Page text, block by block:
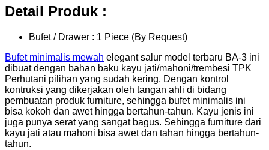
Detail Produk :
Bufet / Drawer : 1 Piece (By Request)
Bufet minimalis mewah elegant salur model terbaru BA-3 ini
dibuat dengan bahan baku kayu jati/mahoni/trembesi TPK
Perhutani pilihan yang sudah kering. Dengan kontrol
kontruksi yang dikerjakan oleh tangan ahli di bidang
pembuatan produk furniture, sehingga bufet minimalis ini
bisa kokoh dan awet hingga bertahun-tahun. Kayu jenis ini
juga punya serat yang sangat bagus. Sehingga furniture dari
kayu jati atau mahoni bisa awet dan tahan hingga bertahun-
tahun.